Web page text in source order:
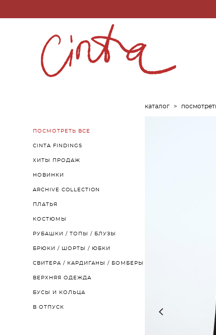
ПОСМОТРЕТЬ ВСЕ
CINTA FINDINGS
ХИТЫ ПРОДАЖ
НОВИНКИ
ARCHIVE COLLECTION
ПЛАТЬЯ
КОСТЮМЫ
РУБАШКИ / ТОПЫ / БЛУЗЫ
БРЮКИ / ШОРТЫ / ЮБКИ
СВИТЕРА / КАРДИГАНЫ / БОМБЕРЫ
ВЕРХНЯЯ ОДЕЖДА
БУСЫ И КОЛЬЦА
В ОТПУСК
каталог >